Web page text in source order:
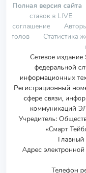
Полная версия сайта
ставок в LIVE
соглашение
голов
Статистика
Сетевое
федеральной
информационных
Регистрационный
сфере связи,
коммуникаций
Учредитель:
«Смарт
Адрес
Телефон